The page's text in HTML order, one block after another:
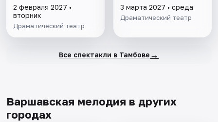
2 февраля 2027 •
вторник
Драматический театр
3 марта 2027 • среда
Драматический театр
Все спектакли в Тамбове →
Варшавская мелодия в других
городах